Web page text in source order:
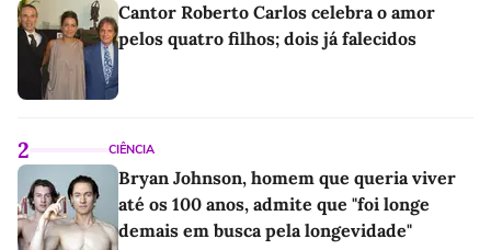
Cantor Roberto Carlos celebra o amor
pelos quatro filhos; dois já falecidos
2 CIÊNCIA
Bryan Johnson, homem que queria viver
até os 100 anos, admite que "foi longe
demais em busca pela longevidade"